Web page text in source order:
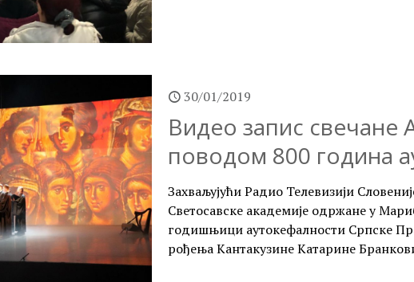
30/01/2019
Видео запис свечане
поводом 800 година
Захваљујући Радио Телевизији
Светосавске академије одржане у
годишњици аутокефалности Српске
рођења Кантакузине Катарине